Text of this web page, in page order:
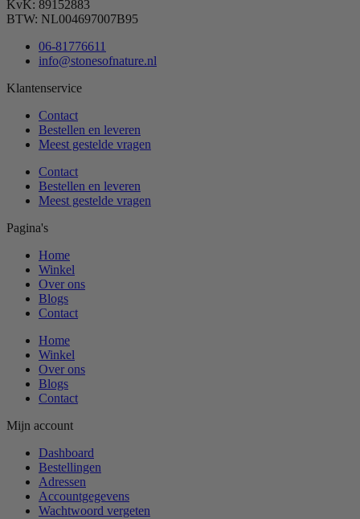
KvK: 89152883
BTW: NL004697007B95
06-81776611
info@stonesofnature.nl
Klantenservice
Contact
Bestellen en leveren
Meest gestelde vragen
Contact
Bestellen en leveren
Meest gestelde vragen
Pagina's
Home
Winkel
Over ons
Blogs
Contact
Home
Winkel
Over ons
Blogs
Contact
Mijn account
Dashboard
Bestellingen
Adressen
Accountgegevens
Wachtwoord vergeten